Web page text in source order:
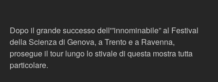
Dopo il grande successo dell'”innominabile” al Festival
della Scienza di Genova, a Trento e a Ravenna,
prosegue il tour lungo lo stivale di questa mostra tutta
particolare.